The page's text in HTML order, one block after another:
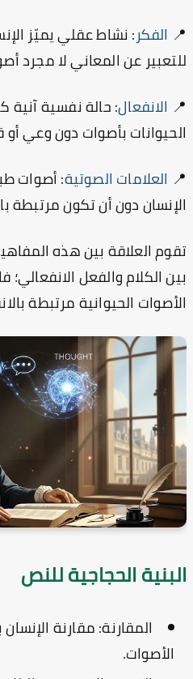
الفكر: نشاط عقلي يميّز
عن المعاني لا مجرد
الانفعال: حالة نفسية آنية
بأصوات دون وعي أو
العلامات الصوتية: أصوات
دون أن تكون مرتبطة
العلاقة بين هذه
الكلام والفعل الانفعالي؛
الحيوانية مرتبطة
الحجاجية للنص
المقارنة:مقارنة الإنسان
الأصوات.